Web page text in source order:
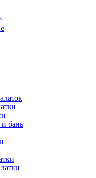
и бань